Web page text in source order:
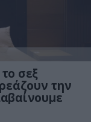
σεξ
την